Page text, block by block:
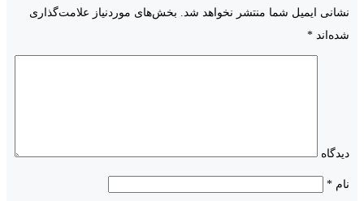
نشانی ایمیل شما منتشر نخواهد شد. بخش‌های موردنیاز علامت‌گذاری
شده‌اند *
دیدگاه
نام *